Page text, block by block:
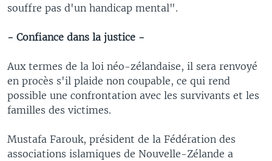
souffre pas d'un handicap mental".
- Confiance dans la justice -
Aux termes de la loi néo-zélandaise, il sera renvoyé
en procès s'il plaide non coupable, ce qui rend
possible une confrontation avec les survivants et les
familles des victimes.
Mustafa Farouk, président de la Fédération des
associations islamiques de Nouvelle-Zélande a